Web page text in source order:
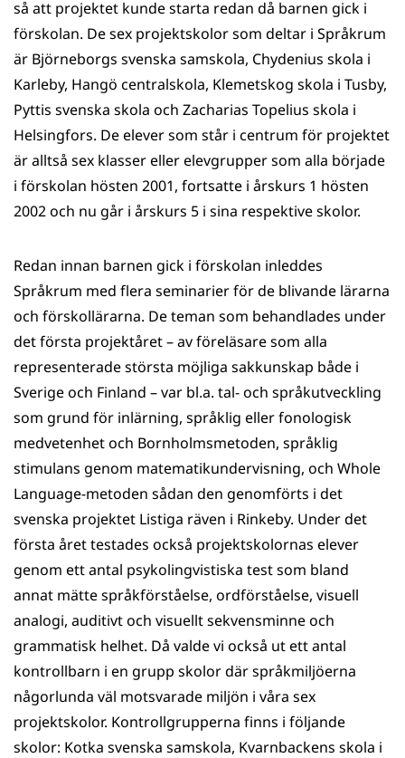
så att projektet kunde starta redan då barnen gick i
förskolan. De sex projektskolor som deltar i Språkrum
är Björneborgs svenska samskola, Chydenius skola i
Karleby, Hangö centralskola, Klemetskog skola i Tusby,
Pyttis svenska skola och Zacharias Topelius skola i
Helsingfors. De elever som står i centrum för projektet
är alltså sex klasser eller elevgrupper som alla började
i förskolan hösten 2001, fortsatte i årskurs 1 hösten
2002 och nu går i årskurs 5 i sina respektive skolor.
Redan innan barnen gick i förskolan inleddes
Språkrum med flera seminarier för de blivande lärarna
och förskollärarna. De teman som behandlades under
det första projektåret – av föreläsare som alla
representerade största möjliga sakkunskap både i
Sverige och Finland – var bl.a. tal- och språkutveckling
som grund för inlärning, språklig eller fonologisk
medvetenhet och Bornholms­metoden, språklig
stimulans genom matematikundervisning, och Whole
Language-metoden sådan den genomförts i det
svenska projektet Listiga räven i Rinkeby. Under det
första året testades också projektskolornas elever
genom ett antal psykolingvistiska test som bland
annat mätte språkförståelse, ordförståelse, visuell
analogi, auditivt och visuellt sekvensminne och
grammatisk helhet. Då valde vi också ut ett antal
kontrollbarn i en grupp skolor där språkmiljöerna
någorlunda väl motsvarade miljön i våra sex
projektskolor. Kontrollgrupperna finns i följande
skolor: Kotka svenska samskola, Kvarnbackens skola i